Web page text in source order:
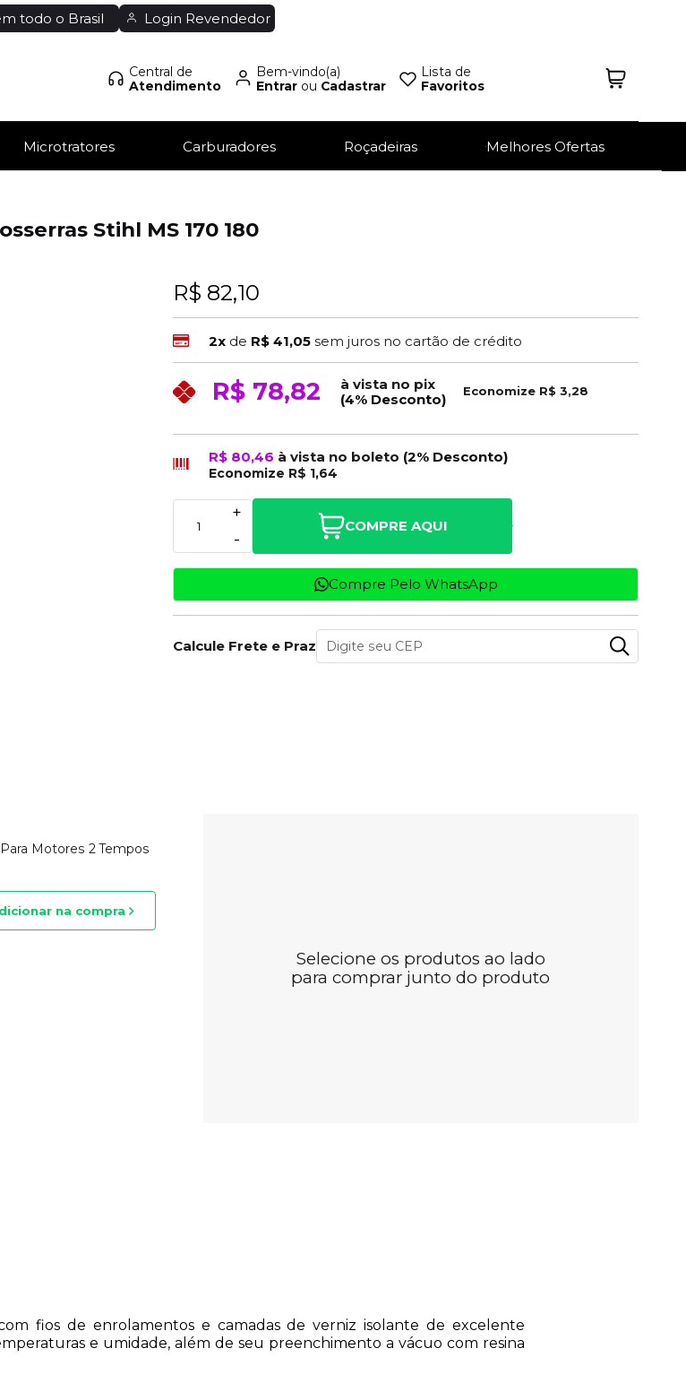
todo o Brasil Login Revendedor
Central de
Atendimento
Bem-vindo(a)
Entrarou Cadastrar
Lista de
Favoritos
Microtratores Carburadores Roçadeiras Melhores Ofertas
Stihl MS 170 180
R$ 82,10
2x de R$ 41,05 sem juros no cartão de crédito
R$ 78,82
à vista no pix
(4% Desconto)
Economize R$ 3,28
R$ 80,46 à vista no boleto (2% Desconto)
Economize R$ 1,64
-
+
COMPRE AQUI
Compre Pelo WhatsApp
Calcule Frete e Prazo
Motores 2 Tempos
na compra
Selecione os produtos ao lado
para comprar junto do produto
fios de enrolamentos e camadas de verniz isolante de excelente
e umidade, além de seu preenchimento a vácuo com resina